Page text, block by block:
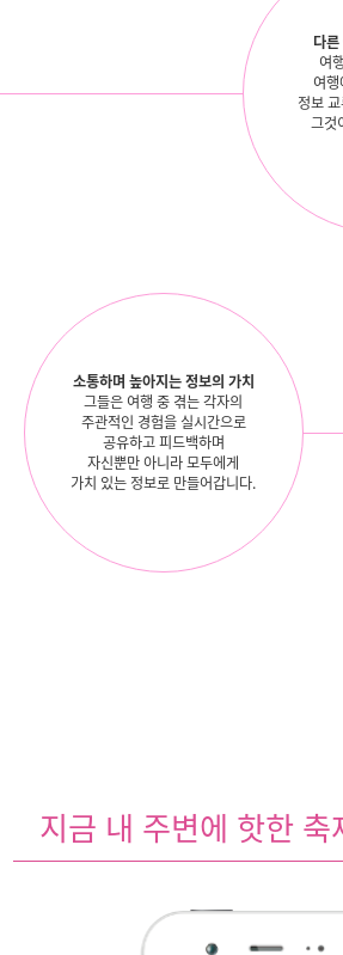
다
여
여
정보
그것
소통하며 높아지는 정보의 가치
그들은 여행 중 겪는 각자의
주관적인 경험을 실시간으로
공유하고 피드백하며
자신뿐만 아니라 모두에게
가치 있는 정보로 만들어갑니다.
지금 내 주변에 핫한 축